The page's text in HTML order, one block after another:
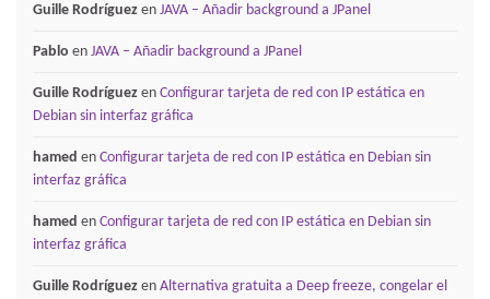
Guille Rodríguez en JAVA – Añadir background a JPanel
Pablo en JAVA – Añadir background a JPanel
Guille Rodríguez en Configurar tarjeta de red con IP estática en
Debian sin interfaz gráfica
hamed en Configurar tarjeta de red con IP estática en Debian sin
interfaz gráfica
hamed en Configurar tarjeta de red con IP estática en Debian sin
interfaz gráfica
Guille Rodríguez en Alternativa gratuita a Deep freeze, congelar el